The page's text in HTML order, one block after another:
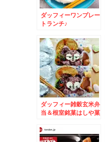
ダッフィーワンプレー
トランチ♪
ダッフィー雑穀玄米弁
当＆根室銘菓はしや菓
餅」ご存知ですか？独
特の食感の優しい甘さ